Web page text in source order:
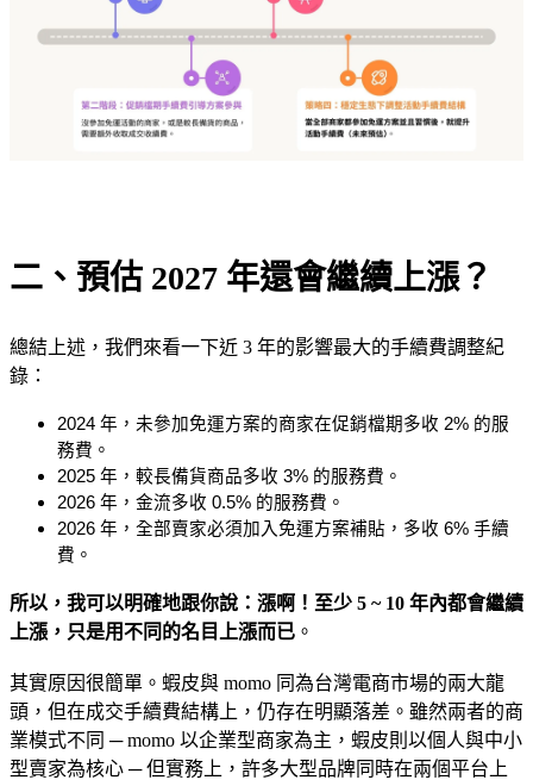
二、預估 2027 年還會繼續上漲？
總結上述，我們來看一下近 3 年的影響最大的手續費調整紀
錄：
2024 年，未參加免運方案的商家在促銷檔期多收 2% 的服
務費。
2025 年，較長備貨商品多收 3% 的服務費。
2026 年，金流多收 0.5% 的服務費。
2026 年，全部賣家必須加入免運方案補貼，多收 6% 手續
費。
所以， 我可以明確地跟你說：漲啊！至少 5 ~ 10 年內都會繼續
上漲，只是用不同的名目上漲而已 。
其實原因很簡單。蝦皮與 momo 同為台灣電商市場的兩大龍
頭，但在成交手續費結構上，仍存在明顯落差。雖然兩者的商
業模式不同 ─ momo 以企業型商家為主，蝦皮則以個人與中小
型賣家為核心 ─ 但實務上，許多大型品牌同時在兩個平台上